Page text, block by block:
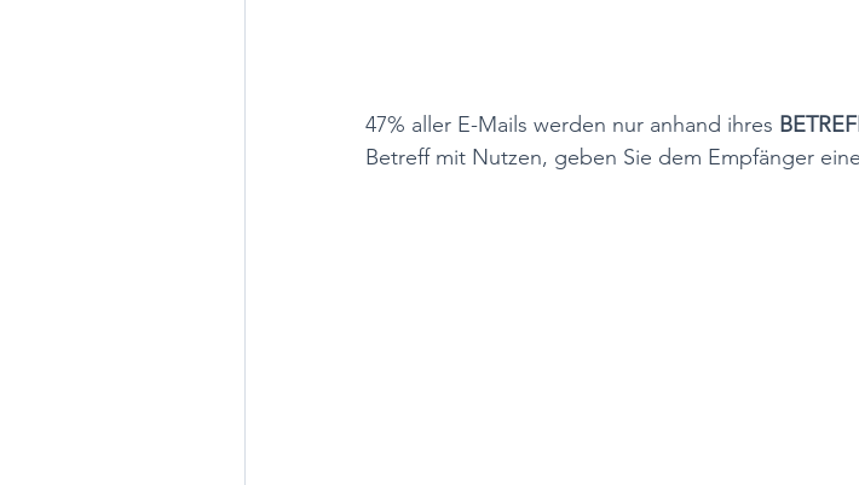
47% aller E-Mails werden nur anhand ihres
Betreff mit Nutzen, geben Sie dem Empfänger